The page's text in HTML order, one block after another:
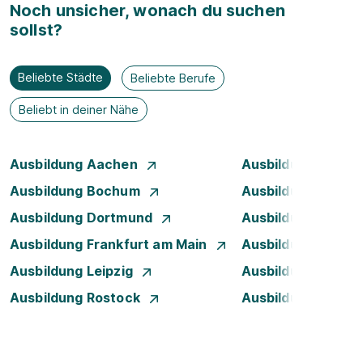
Noch unsicher, wonach du suchen
sollst?
Beliebte Städte Beliebte Berufe
Beliebt in deiner Nähe
Ausbildung Aachen
Ausbildung
Ausbildung Bochum
Ausbildung Bonn
Ausbildung Dortmund
Ausbildung
Ausbildung Frankfurt am Main
Ausbildung
Ausbildung Leipzig
Ausbildung
Ausbildung Rostock
Ausbildung